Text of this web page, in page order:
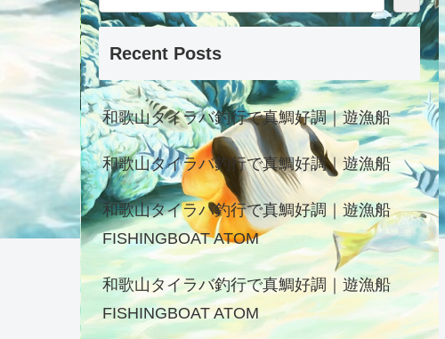
Recent Posts
和歌山タイラバ釣行で真鯛好調｜遊漁船
和歌山タイラバ釣行で真鯛好調｜遊漁船
和歌山タイラバ釣行で真鯛好調｜遊漁船
FISHINGBOAT ATOM
和歌山タイラバ釣行で真鯛好調｜遊漁船
FISHINGBOAT ATOM